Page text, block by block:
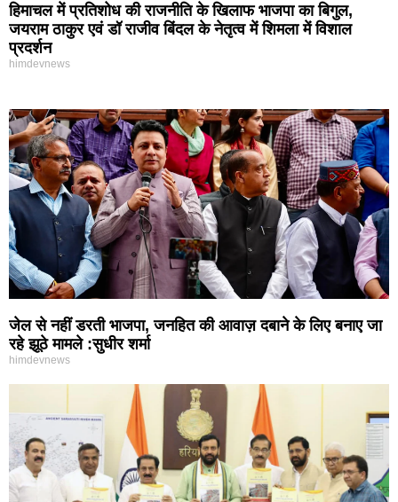
हिमाचल में प्रतिशोध की राजनीति के खिलाफ भाजपा का बिगुल,
जयराम ठाकुर एवं डॉ राजीव बिंदल के नेतृत्व में शिमला में विशाल
प्रदर्शन
himdevnews
जेल से नहीं डरती भाजपा, जनहित की आवाज़ दबाने के लिए बनाए जा
रहे झूठे मामले :सुधीर शर्मा
himdevnews